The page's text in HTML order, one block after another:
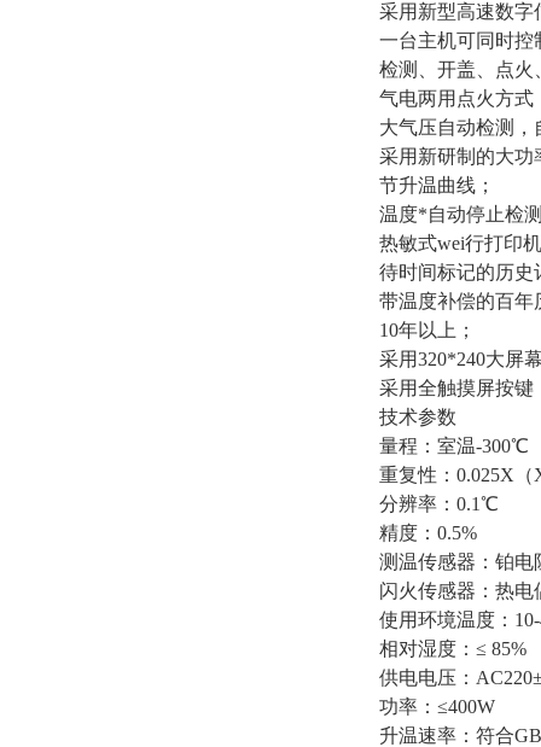
采用新型高速数字
一台主机可同时控
检测、开盖、点火
气电两用点火方式
大气压自动检测
采用新研制的大功
节升温曲线；
温度*自动停止检
热敏式wei行打印
待时间标记的历史
带温度补偿的百年
10年以上；
采用320*240大屏
采用全触摸屏按键
技术参数
量程：室温-300℃
重复性：0.025X
分辨率：0.1℃
精度：0.5%
测温传感器：铂电
闪火传感器：热电
使用环境温度：
相对湿度：≤ 85%
供电电压：
功率：≤400W
升温速率：符合